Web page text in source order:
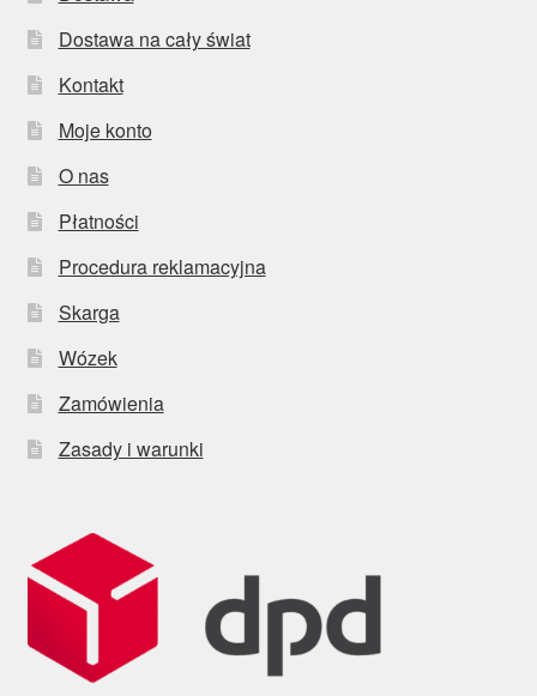
Dostawa na cały świat
Kontakt
Moje konto
O nas
Płatności
Procedura reklamacyjna
Skarga
Wózek
Zamówienia
Zasady i warunki